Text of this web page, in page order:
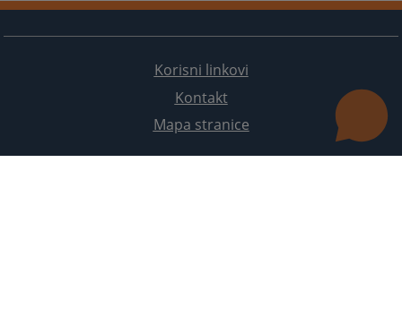
Korisni linkovi
Kontakt
Mapa stranice